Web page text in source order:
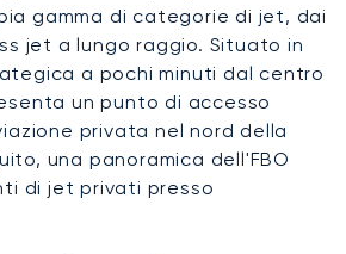
gamma di categorie di jet, dai
jet a lungo raggio. Situato in
a pochi minuti dal centro
un punto di accesso
privata nel nord della
una panoramica dell'FBO
di jet privati presso